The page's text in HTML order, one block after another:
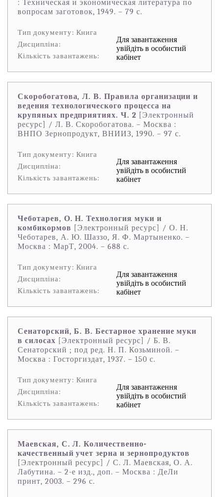
: Техническая и экономическая литература по
вопросам заготовок, 1949. – 79 с.
Тип документу: Книга
Дисципліна:
Кількість завантажень:
Для завантаження
увійдіть в особистий
кабінет
Скоробогатова, Л. В. Правила организации и
ведения технологического процесса на
крупяных предприятиях. Ч. 2 [Электронный
ресурс] / Л. В. Скоробогатова. – Москва :
ВНПО Зернопродукт, ВНИИЗ, 1990. – 97 с.
Тип документу: Книга
Дисципліна:
Кількість завантажень:
Для завантаження
увійдіть в особистий
кабінет
Чеботарев, О. Н. Технология муки и
комбикормов [Электронный ресурс] / О. Н.
Чеботарев, А. Ю. Шаззо, Я. Ф. Мартыненко. –
Москва : МарТ, 2004. – 688 с.
Тип документу: Книга
Дисципліна:
Кількість завантажень:
Для завантаження
увійдіть в особистий
кабінет
Сенаторский, Б. В. Бестарное хранение муки
в силосах [Электронный ресурс] / Б. В.
Сенаторский ; под ред. Н. П. Козьминой. –
Москва : Госторгиздат, 1937. – 150 с.
Тип документу: Книга
Дисципліна:
Кількість завантажень:
Для завантаження
увійдіть в особистий
кабінет
Маевская, С. Л. Количественно-
качественный учет зерна и зернопродуктов
[Электронный ресурс] / С. Л. Маевская, О. А.
Лабутина. – 2-е изд., доп. – Москва : ДеЛи
принт, 2003. – 296 с.